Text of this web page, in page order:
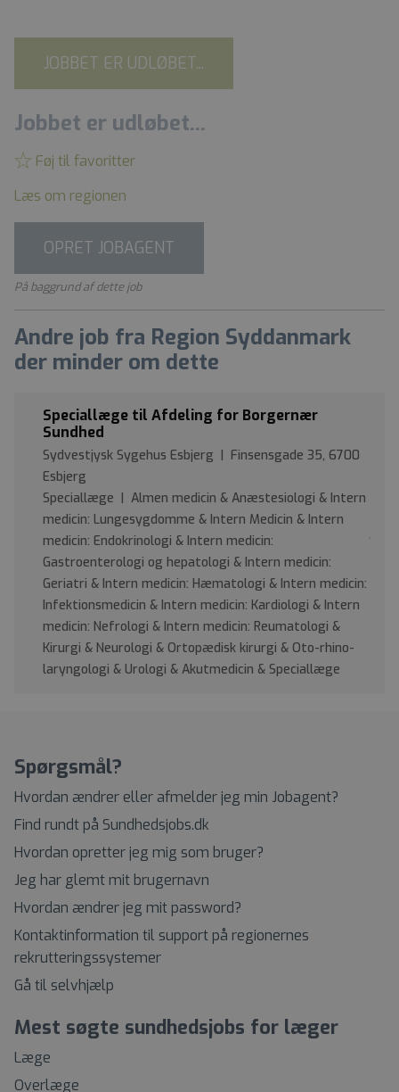
JOBBET ER UDLØBET...
Jobbet er udløbet...
Føj til favoritter
Læs om regionen
OPRET JOBAGENT
På baggrund af dette job
Andre job fra Region Syddanmark
der minder om dette
Speciallæge til Afdeling for Borgernær
Sundhed
Sydvestjysk Sygehus Esbjerg | Finsensgade 35, 6700
Esbjerg
Speciallæge | Almen medicin & Anæstesiologi & Intern
medicin: Lungesygdomme & Intern Medicin & Intern
medicin: Endokrinologi & Intern medicin:
Gastroenterologi og hepatologi & Intern medicin:
Geriatri & Intern medicin: Hæmatologi & Intern medicin:
Infektionsmedicin & Intern medicin: Kardiologi & Intern
medicin: Nefrologi & Intern medicin: Reumatologi &
Kirurgi & Neurologi & Ortopædisk kirurgi & Oto-rhino-
laryngologi & Urologi & Akutmedicin & Speciallæge
Spørgsmål?
Hvordan ændrer eller afmelder jeg min Jobagent?
Find rundt på Sundhedsjobs.dk
Hvordan opretter jeg mig som bruger?
Jeg har glemt mit brugernavn
Hvordan ændrer jeg mit password?
Kontaktinformation til support på regionernes
rekrutteringssystemer
Gå til selvhjælp
Mest søgte sundhedsjobs for læger
Læge
Overlæge